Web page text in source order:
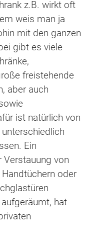
z.B. wirkt oft
weis man ja
mit den ganzen
gibt es viele
freistehende
aber auch
ist natürlich von
Ein
Verstauung von
oder
hat